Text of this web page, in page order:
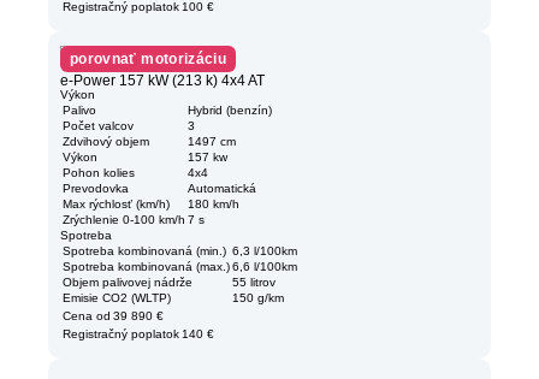
Registračný poplatok 100 €
porovnať motorizáciu
e-Power 157 kW (213 k) 4x4 AT
Výkon
Palivo
Hybrid (benzín)
Počet valcov
3
Zdvihový objem
1497 cm
Výkon
157 kw
Pohon kolies
4x4
Prevodovka
Automatická
Max rýchlosť (km/h)
180 km/h
Zrýchlenie 0-100 km/h 7 s
Spotreba
Spotreba kombinovaná (min.) 6,3 l/100km
Spotreba kombinovaná (max.) 6,6 l/100km
Objem palivovej nádrže
55 litrov
Emisie CO2 (WLTP)
150 g/km
Cena od 39 890 €
Registračný poplatok 140 €